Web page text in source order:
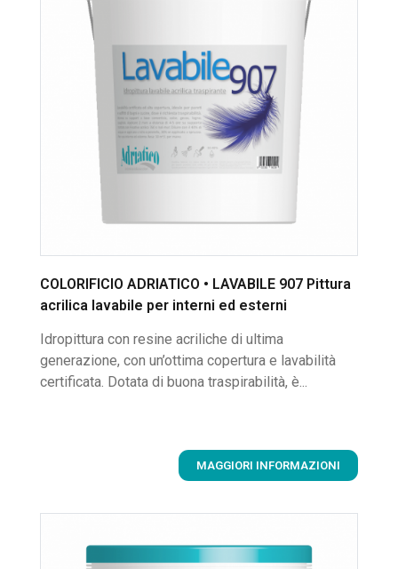
COLORIFICIO ADRIATICO • LAVABILE 907 Pittura
acrilica lavabile per interni ed esterni
Idropittura con resine acriliche di ultima
generazione, con un’ottima copertura e lavabilità
certificata. Dotata di buona traspirabilità, è...
MAGGIORI INFORMAZIONI